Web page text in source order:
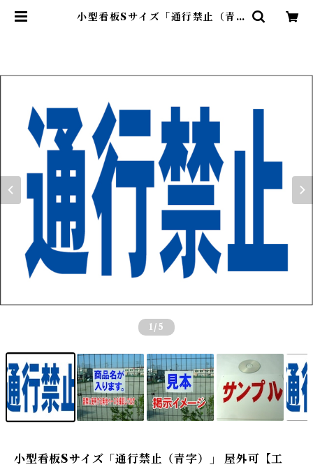
小型看板Sサイズ「通行禁止（青
1 /5
小型看板Sサイズ「通行禁止（青字）」 屋外可【工